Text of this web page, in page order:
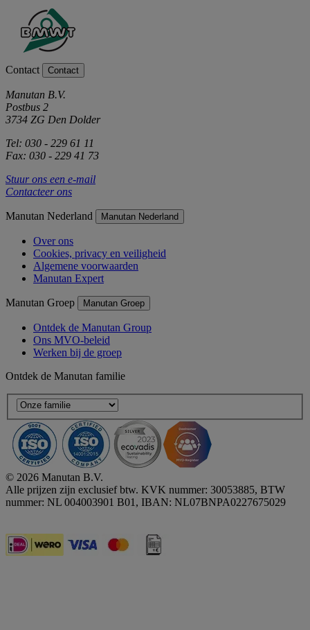
Contact Contact
Manutan B.V.
Postbus 2
3734 ZG Den Dolder
Tel: 030 - 229 61 11
Fax: 030 - 229 41 73
Stuur ons een e-mail
Contacteer ons
Manutan Nederland Manutan Nederland
Over ons
Cookies, privacy en veiligheid
Algemene voorwaarden
Manutan Expert
Manutan Groep Manutan Groep
Ontdek de Manutan Group
Ons MVO-beleid
Werken bij de groep
Ontdek de Manutan familie
© 2026 Manutan B.V.
Alle prijzen zijn exclusief btw. KVK nummer: 30053885, BTW
nummer: NL 004003901 B01, IBAN: NL07BNPA0227675029